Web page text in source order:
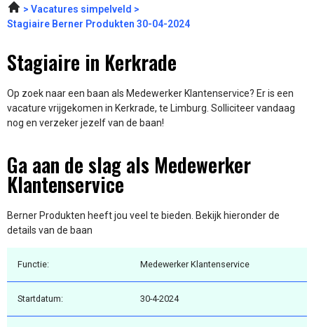
Vacatures simpelveld
Stagiaire Berner Produkten 30-04-2024
Stagiaire in Kerkrade
Op zoek naar een baan als Medewerker Klantenservice? Er is een
vacature vrijgekomen in Kerkrade, te Limburg. Solliciteer vandaag
nog en verzeker jezelf van de baan!
Ga aan de slag als Medewerker
Klantenservice
Berner Produkten heeft jou veel te bieden. Bekijk hieronder de
details van de baan
Functie: Medewerker Klantenservice
Startdatum: 30-4-2024